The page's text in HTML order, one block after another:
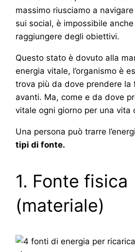
massimo riusciamo a
sui social, è impossibile
raggiungere degli obiettivi.
Questo stato è dovuto alla
energia vitale, l’organismo è
trova più da dove prendere la
avanti. Ma, come e da dove
vitale ogni giorno per una vita
Una persona può trarre
tipi di fonte.
1. Fonte fisica
(materiale)